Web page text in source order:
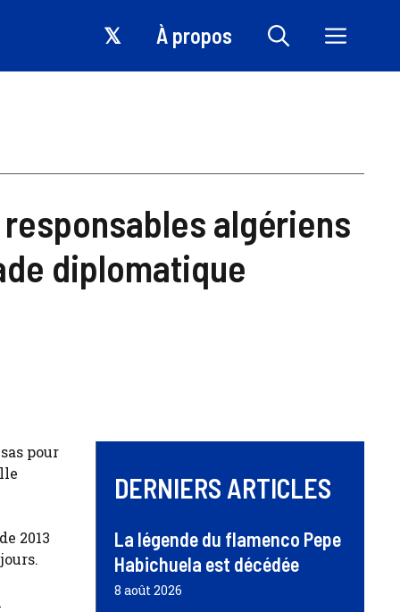
𝕏 À propos
algériens
diplomatique
pour
2013
DERNIERS ARTICLES
La légende du flamenco Pepe
Habichuela est décédée
8 août 2026